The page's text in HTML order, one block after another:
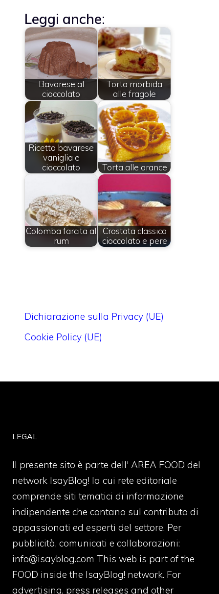
Leggi anche:
Bavarese al
cioccolato
Torta morbida
alle fragole
Ricetta bavarese
vaniglia e
cioccolato
Torta alle arance
Colomba farcita al
rum
Crostata classica
cioccolato e pere
Dichiarazione sulla Privacy (UE)
Cookie Policy (UE)
LEGAL
Il presente sito è parte dell' AREA FOOD del
network IsayBlog! la cui rete editoriale
comprende siti tematici di informazione
indipendente che contano sul contributo di
appassionati ed esperti del settore. Per
pubblicità, comunicati e collaborazioni:
info@isayblog.com This web is part of the
FOOD inside the IsayBlog! network. For
advertising, press releases and other